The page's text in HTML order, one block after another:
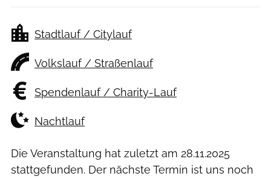
Stadtlauf / Citylauf
Volkslauf / Straßenlauf
Spendenlauf / Charity-Lauf
Nachtlauf
Die Veranstaltung hat zuletzt am 28.11.2025
stattgefunden. Der nächste Termin ist uns noch